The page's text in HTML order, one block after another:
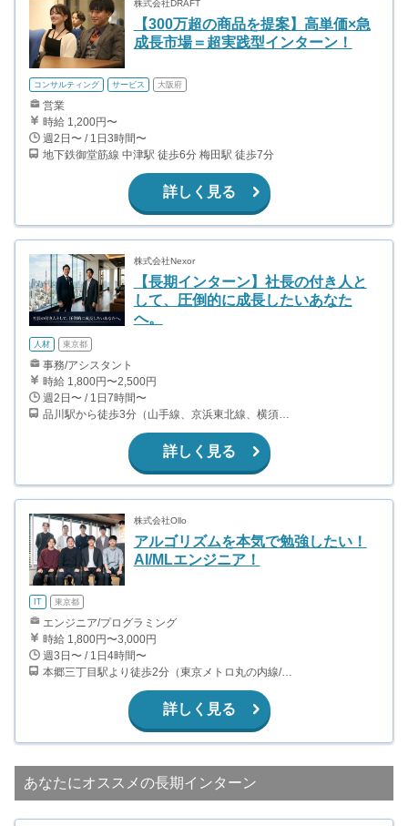
株式会社DRAFT
【300万超の商品を提案】高単価×急
成長市場＝超実践型インターン！
コンサルティング サービス 大阪府
営業
時給 1,200円〜
週2日〜 / 1日3時間〜
地下鉄御堂筋線 中津駅 徒歩6分 梅田駅 徒歩7分
詳しく見る
株式会社Nexor
【長期インターン】社長の付き人と
して、圧倒的に成長したいあなた
へ。
人材 東京都
事務/アシスタント
時給 1,800円〜2,500円
週2日〜 / 1日7時間〜
品川駅から徒歩3分（山手線、京浜東北線、横須賀線、上野東京ライン、ほか） 上大岡駅～都内の送迎なので、横浜付近在住が望ましいです。
詳しく見る
株式会社Ollo
アルゴリズムを本気で勉強したい！
AI/MLエンジニア！
IT 東京都
エンジニア/プログラミング
時給 1,800円〜3,000円
週3日〜 / 1日4時間〜
本郷三丁目駅より徒歩2分（東京メトロ丸の内線/都営地下鉄大江戸線）
詳しく見る
あなたにオススメの長期インターン